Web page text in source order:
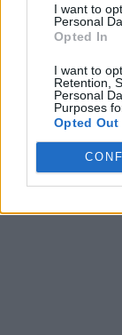
I want to
Personal
Opted In
I want to
Retention,
Personal
Purposes
Opted Out
puzzle,
potrebbero
T A
G
T R A